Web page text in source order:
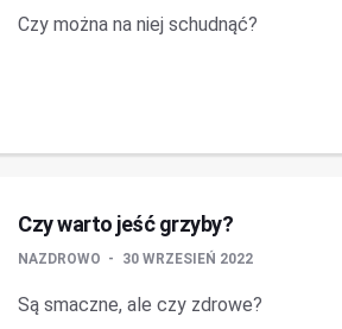
Czy można na niej schudnąć?
Czy warto jeść grzyby?
NAZDROWO 30 WRZESIEŃ 2022
Są smaczne, ale czy zdrowe?